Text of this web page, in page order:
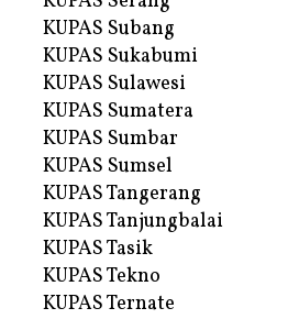
KUPAS Subang
KUPAS Sukabumi
KUPAS Sulawesi
KUPAS Sumatera
KUPAS Sumbar
KUPAS Sumsel
KUPAS Tangerang
KUPAS Tanjungbalai
KUPAS Tasik
KUPAS Tekno
KUPAS Ternate